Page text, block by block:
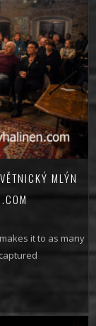
MLÝN
it to as many